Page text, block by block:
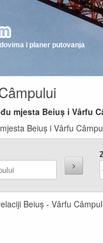
i planer putovanja
mjesta Beiuș i Vârfu
Beiuș i Vârfu
Beiuș - Vârfu